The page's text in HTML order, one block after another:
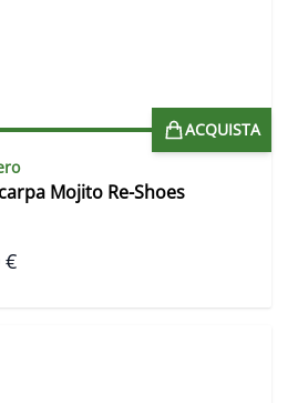
ACQUISTA
Mojito Re-Shoes
€